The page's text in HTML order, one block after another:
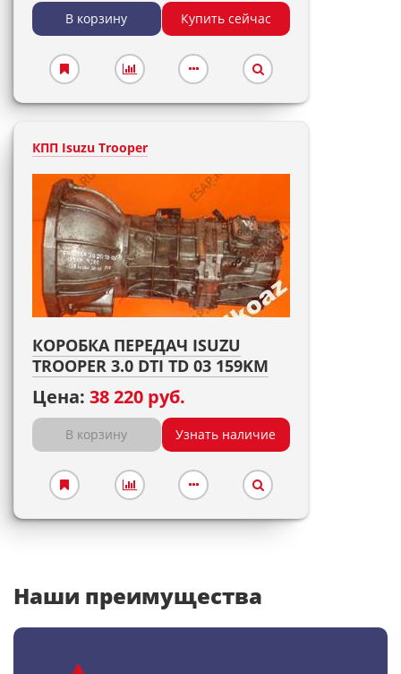
В корзину Купить сейчас
КПП Isuzu Trooper
КОРОБКА ПЕРЕДАЧ ISUZU
TROOPER 3.0 DTI TD 03 159KM
Цена: 38 220 руб.
В корзину Узнать наличие
Наши преимущества